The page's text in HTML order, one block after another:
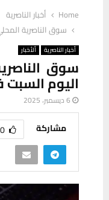
Home
أخبار الناصرية
سوق الناصرية
أخبار الناصرية ألأخبار
سوق
اليوم
6 ديسمبر، 2025
مشاركة 0